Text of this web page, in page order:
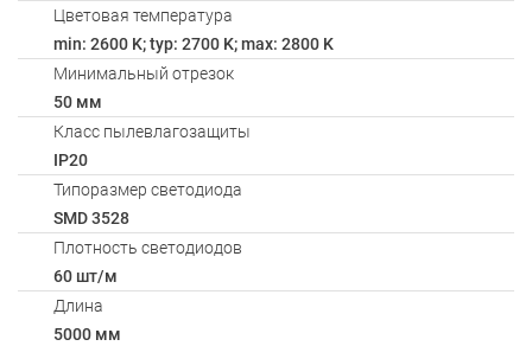
Цветовая температура
min: 2600 K; typ: 2700 K; max: 2800 K
Минимальный отрезок
50 мм
Класс пылевлагозащиты
IP20
Типоразмер светодиода
SMD 3528
Плотность светодиодов
60 шт/м
Длина
5000 мм